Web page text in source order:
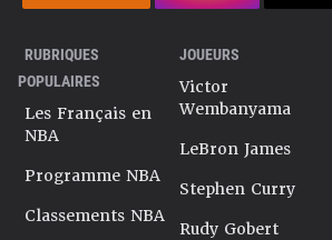
RUBRIQUES
POPULAIRES
Les Français en
NBA
Programme NBA
Classements NBA
JOUEURS
Victor
Wembanyama
LeBron James
Stephen Curry
Rudy Gobert